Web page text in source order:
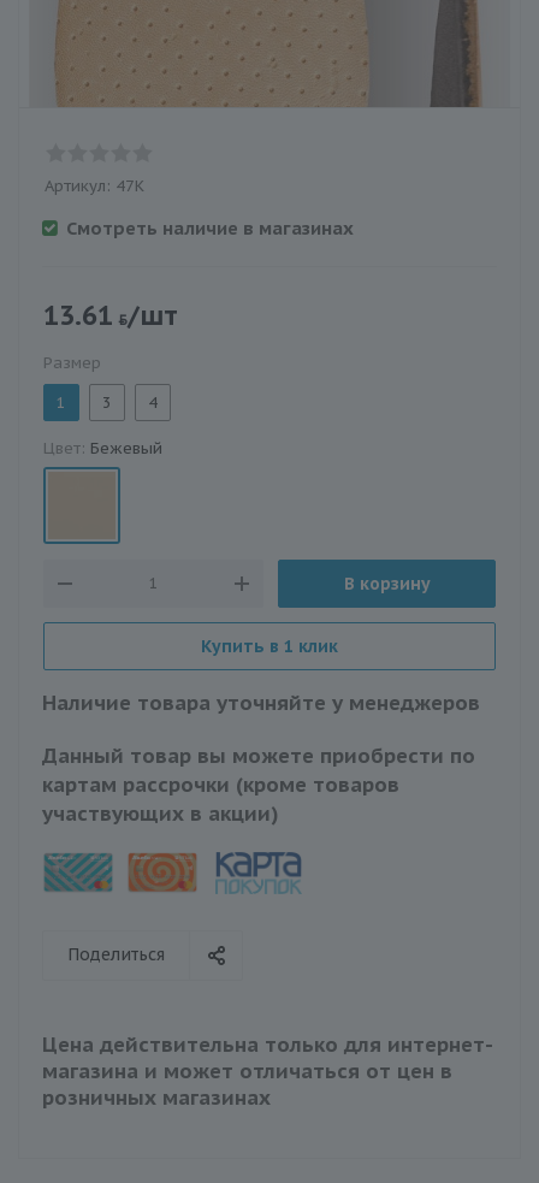
Артикул: 47К
Смотреть наличие в магазинах
13.61 /шт
Размер
1
3 4
Цвет: Бежевый
В корзину
Купить в 1 клик
Наличие товара уточняйте у менеджеров
Данный товар вы можете приобрести по
картам рассрочки (кроме товаров
участвующих в акции)
Поделиться
Цена действительна только для интернет-
магазина и может отличаться от цен в
розничных магазинах